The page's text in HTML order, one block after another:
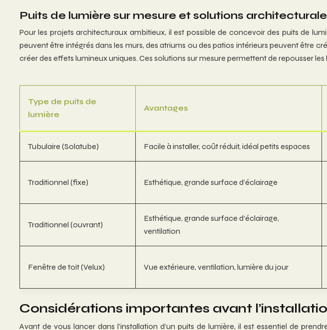
Puits de lumière sur mesure et solutions
Pour les projets architecturaux ambitieux, il est possible de concevoir des puits de
peuvent être intégrés dans les murs, des atriums ou des patios intérieurs peuvent être
créer des effets lumineux uniques. Ces solutions sur mesure permettent de repousser
Type de puits de
lumière
Avantages
Tubulaire (Solatube) Facile à installer, coût réduit, idéal petits espaces
Traditionnel (fixe) Esthétique, grande surface d’éclairage
Traditionnel (ouvrant)
Esthétique, grande surface d’éclairage,
ventilation
Fenêtre de toit (Velux) Vue extérieure, ventilation, lumière du jour
Considérations importantes avant
Avant de vous lancer dans l’installation d’un puits de lumière, il est essentiel de